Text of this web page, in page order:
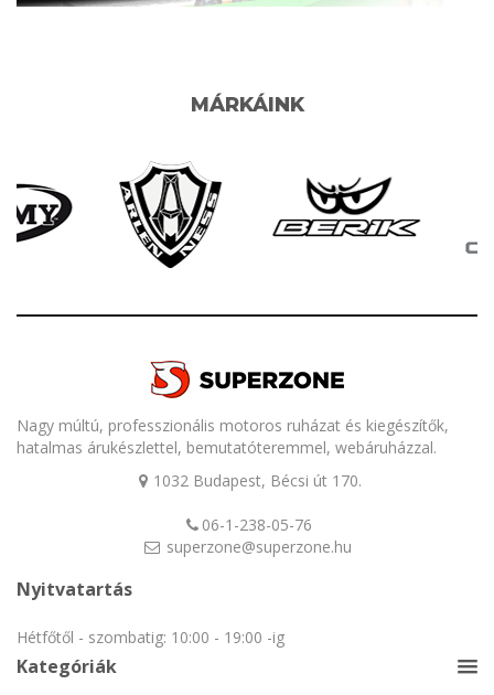
MÁRKÁINK
Nagy múltú, professzionális motoros ruházat és kiegészítők,
hatalmas árukészlettel, bemutatóteremmel, webáruházzal.
1032 Budapest, Bécsi út 170.
06-1-238-05-76
superzone@superzone.hu
Nyitvatartás
Hétfőtől - szombatig: 10:00 - 19:00 -ig
Kategóriák